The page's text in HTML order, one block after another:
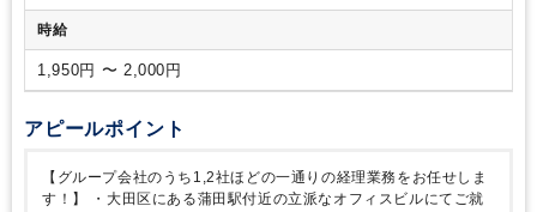
時給
1,950円 〜 2,000円
アピールポイント
【グループ会社のうち1,2社ほどの一通りの経理業務をお任せしま
す！】
・大田区にある蒲田駅付近の立派なオフィスビルにてご就